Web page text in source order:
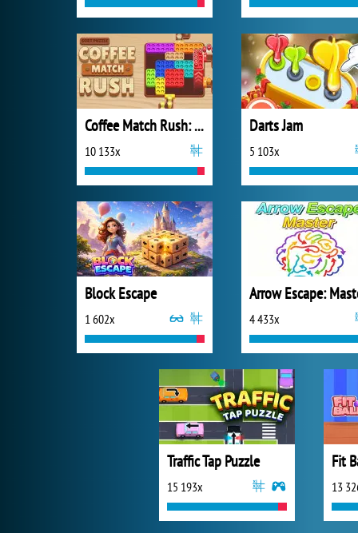
Coffee Match Rush: Sort Puzzle
10 133x
Darts Jam
5 103x
Block Escape
1 602x
Arrow Escape:
4 433x
Traffic Tap Puzzle
15 193x
Fit
13